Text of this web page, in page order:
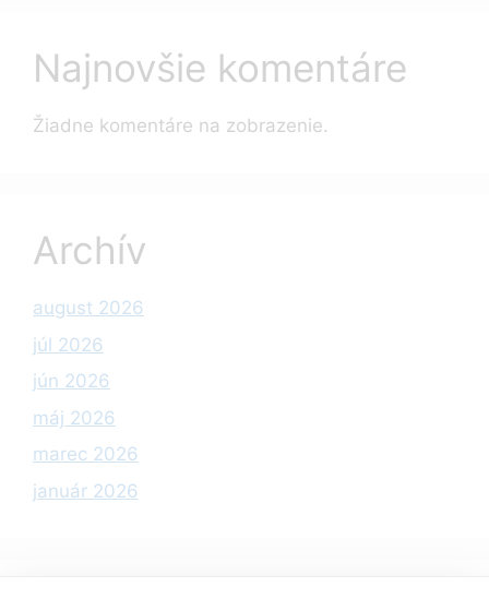
Najnovšie komentáre
Žiadne komentáre na zobrazenie.
Archív
august 2026
júl 2026
jún 2026
máj 2026
marec 2026
január 2026